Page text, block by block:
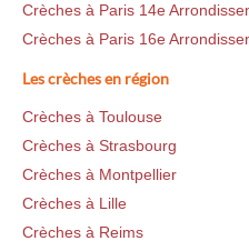
Crèches à Paris 14e
Crèches à Paris 16e
Les crèches en région
Crèches à Toulouse
Crèches à Strasbourg
Crèches à Montpellier
Crèches à Lille
Crèches à Reims